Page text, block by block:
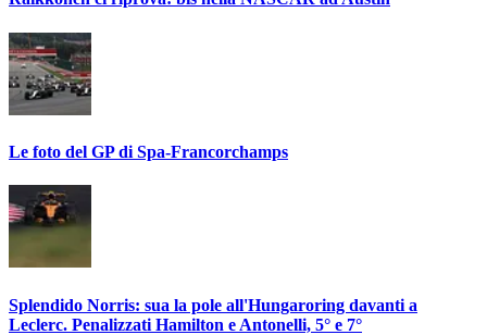
Le foto del GP di Spa-Francorchamps
Splendido Norris: sua la pole all'Hungaroring davanti a
Leclerc. Penalizzati Hamilton e Antonelli, 5° e 7°